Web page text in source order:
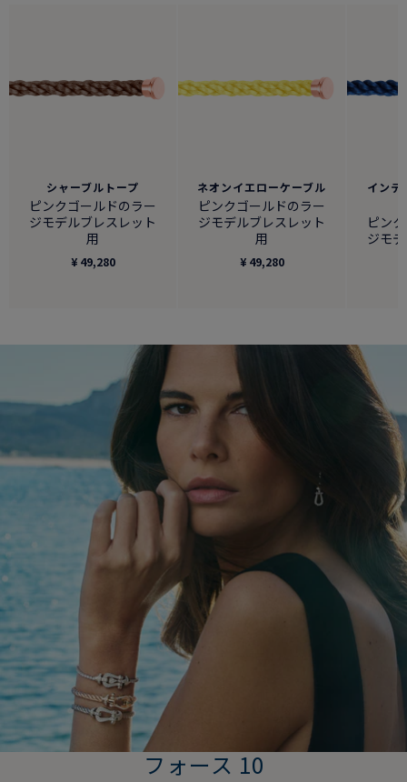
シャーブルトープ
ピンクゴールドのラー
ジモデルブレスレット
用
¥ 49,280
ネオンイエローケーブル
ピンクゴールドのラー
ジモデルブレスレット
用
¥ 49,280
インデ
ピン
ジモ
フォース 10